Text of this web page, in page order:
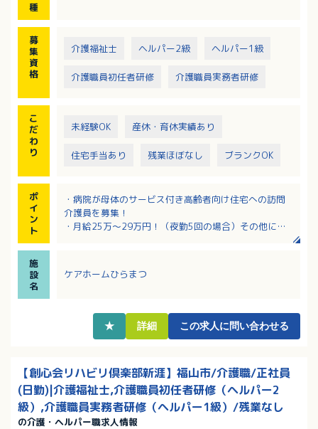
種
募
集
資
格
介護福祉士 ヘルパー2級 ヘルパー1級
介護職員初任者研修 介護職員実務者研修
こ
だ
わ
り
未経験OK 産休・育休実績あり
住宅手当あり 残業ほぼなし ブランクOK
ポ
イ
ン
ト
・病院が母体のサービス付き高齢者向け住宅への訪問
介護員を募集！
・月給25万～29万円！（夜勤5回の場合）その他にも
・市内中心部でアクセスも良好！バスでも電車でも通
勤可！
施
設
名
ケアホームひらまつ
★ 詳細 この求人に問い合わせる
【創心会リハビリ倶楽部新涯】福山市/介護職/正社員
(日勤)|介護福祉士,介護職員初任者研修（ヘルパー2
級）,介護職員実務者研修（ヘルパー1級）/残業なし
の介護・ヘルパー職求人情報